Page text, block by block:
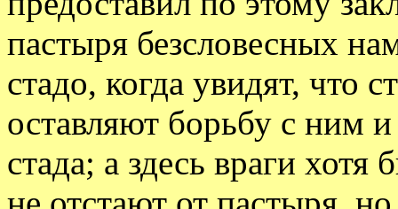
пастыря безсловесных
стадо, когда увидят, что
оставляют борьбу с ним
стада; а здесь враги хотя